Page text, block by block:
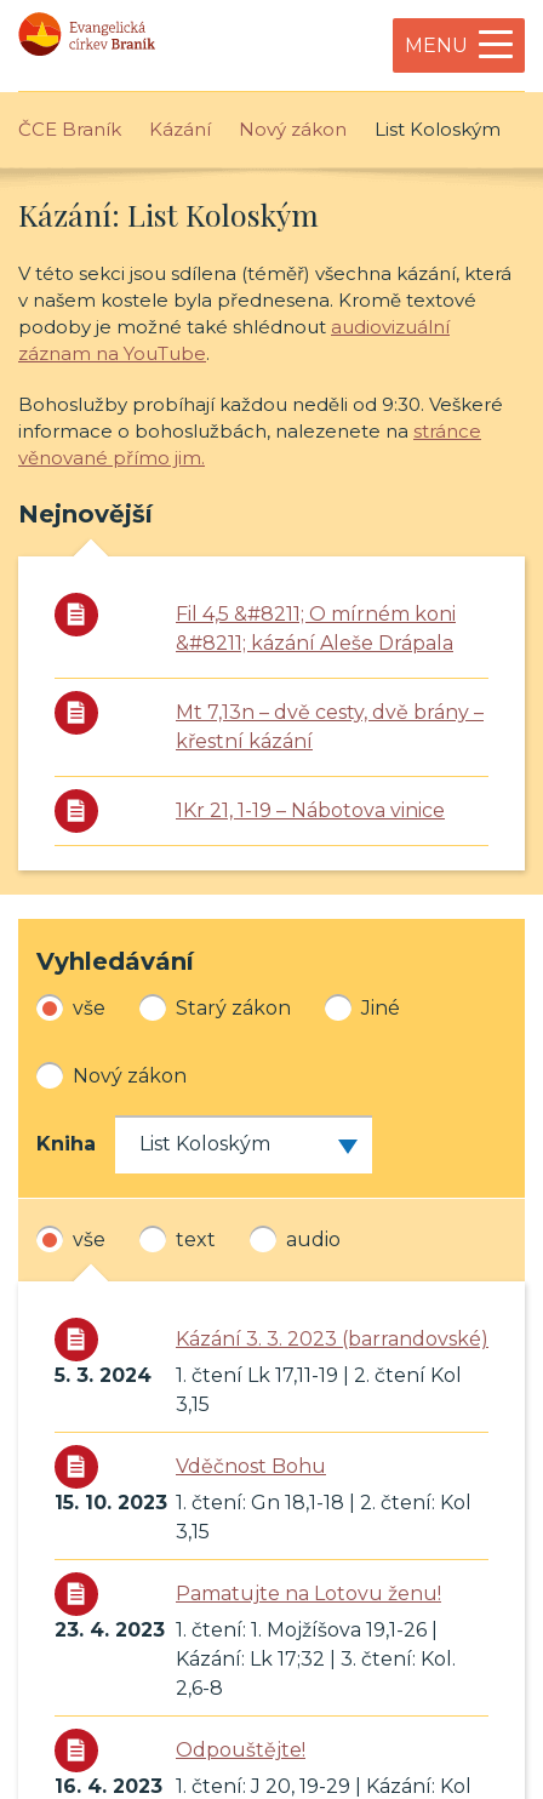
MENU
ČCE Braník Kázání Nový zákon List Koloským
Kázání: List Koloským
V této sekci jsou sdílena (téměř) všechna kázání, která
v našem kostele byla přednesena. Kromě textové
podoby je možné také shlédnout audiovizuální
záznam na YouTube.
Bohoslužby probíhají každou neděli od 9:30. Veškeré
informace o bohoslužbách, nalezenete na stránce
věnované přímo jim.
Nejnovější
Fil 4,5 &#8211; O mírném koni
&#8211; kázání Aleše Drápala
Mt 7,13n – dvě cesty, dvě brány –
křestní kázání
1Kr 21, 1-19 – Nábotova vinice
Vyhledávání
vše Starý zákon Jiné
Nový zákon
Kniha
vše text audio
Kázání 3. 3. 2023 (barrandovské)
5. 3. 2024
1. čtení Lk 17,11-19 | 2. čtení Kol
3,15
Vděčnost Bohu
15. 10. 2023 1. čtení: Gn 18,1-18 | 2. čtení: Kol
3,15
Pamatujte na Lotovu ženu!
23. 4. 2023 1. čtení: 1. Mojžíšova 19,1-26 |
Kázání: Lk 17;32 | 3. čtení: Kol.
2,6-8
Odpouštějte!
16. 4. 2023 1. čtení: J 20, 19-29 | Kázání: Kol